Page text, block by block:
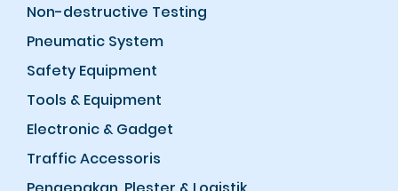
Non-destructive Testing
Pneumatic System
Safety Equipment
Tools & Equipment
Electronic & Gadget
Traffic Accessoris